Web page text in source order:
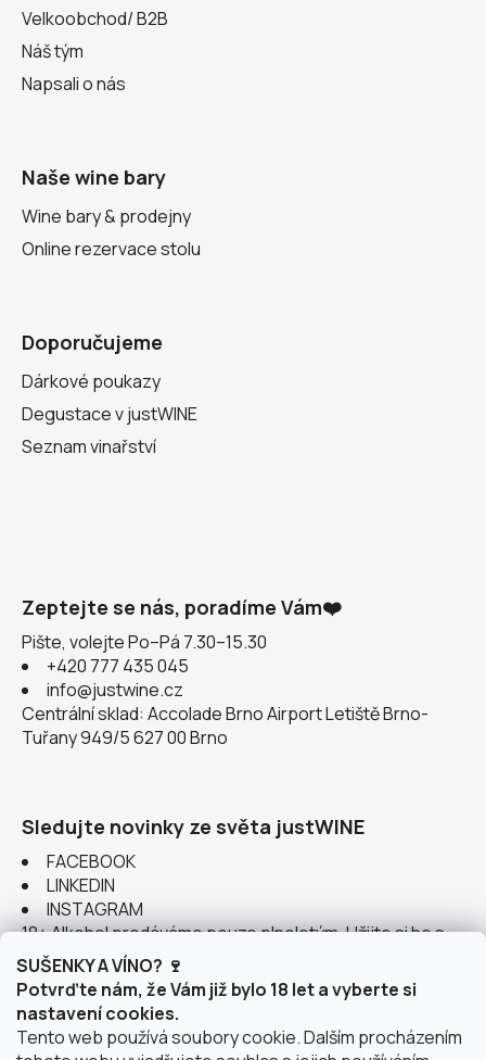
SUŠENKY A VÍNO? 🍷
Potvrďte nám, že Vám již bylo 18 let a vyberte si
nastavení cookies.
Tento web používá soubory cookie. Dalším procházením
Velkoobchod/ B2B
Náš tým
Napsali o nás
Naše wine bary
Wine bary & prodejny
Online rezervace stolu
Doporučujeme
Dárkové poukazy
Degustace v justWINE
Seznam vinařství
Zeptejte se nás, poradíme Vám❤️
Pište, volejte Po–Pá 7.30–15.30
+420 777 435 045
info@justwine.cz
Centrální sklad: Accolade Brno Airport Letiště Brno-
Tuřany 949/5 627 00 Brno
Sledujte novinky ze světa justWINE
FACEBOOK
LINKEDIN
INSTAGRAM
18+ Alkohol prodáváme pouze plnoletým. Užijte si ho s
rozumem.